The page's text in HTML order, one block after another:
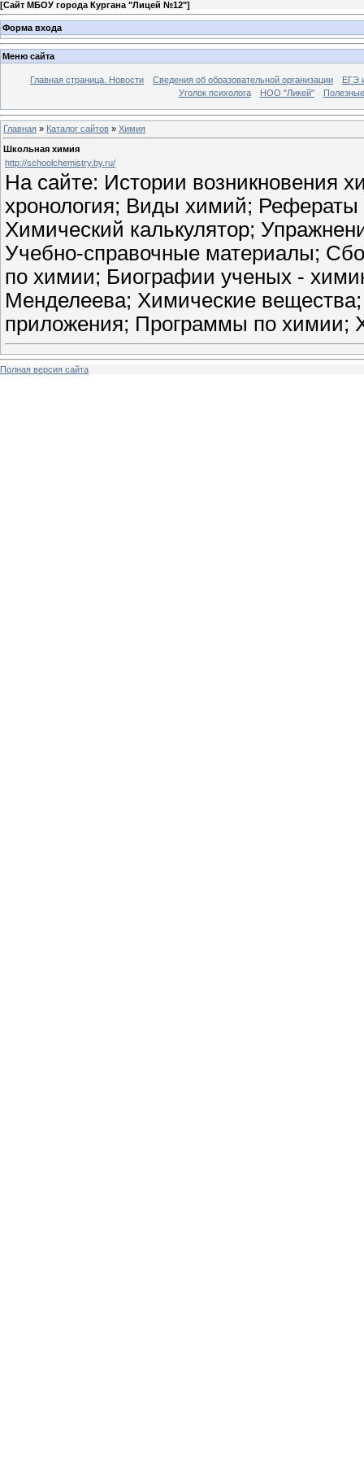
[Сайт МБОУ города Кургана "Лицей №12"]
Форма входа
Меню сайта
Главная страница. Новости Сведения об образовательной организации
ЕГЭ
Уголок психолога
НОО "Ликей"
Главная » Каталог сайтов » Химия
Школьная химия
http://schoolchemistry.by.ru/
На сайте: Истории возникновения
хронология; Виды химий;
Химический калькулятор;
Учебно-справочные материалы;
по химии; Биографии ученых -
Менделеева; Химические
приложения; Программы по химии;
Полная версия сайта